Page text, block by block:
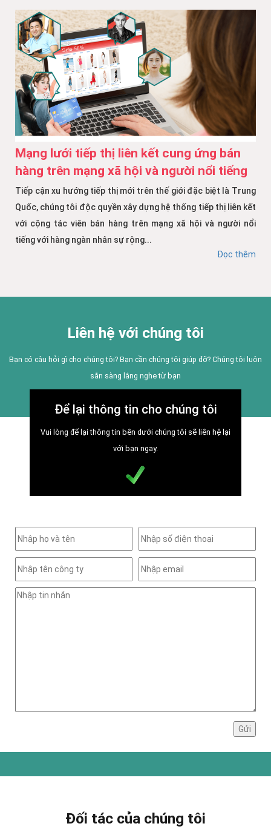
Mạng lưới tiếp thị liên kết cung ứng bán
hàng trên mạng xã hội và người nổi tiếng
Tiếp cận xu hướng tiếp thị mới trên thế giới đặc biệt là Trung
Quốc, chúng tôi độc quyền xây dựng hệ thống tiếp thị liên kết
với cộng tác viên bán hàng trên mạng xã hội và người nổi
tiếng với hàng ngàn nhân sự rộng...
Đọc thêm
Liên hệ với chúng tôi
Bạn có câu hỏi gì cho chúng tôi? Bạn cần chúng tôi giúp đỡ? Chúng tôi luôn
sẵn sàng lắng nghe từ bạn
Để lại thông tin cho chúng tôi
Vui lòng để lại thông tin bên dưới chúng tôi sẽ liên hệ lại
với bạn ngay.
Đối tác của chúng tôi